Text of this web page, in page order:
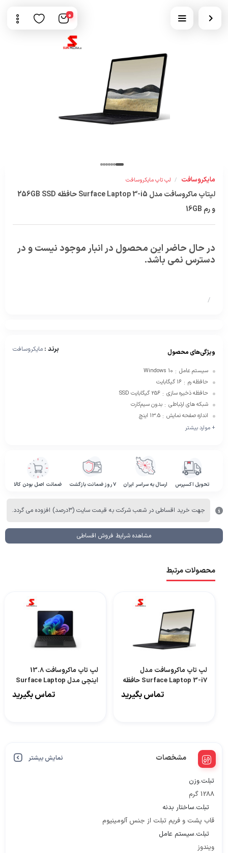
0
مایکروسافت / لپ تاپ مایکروسافت
لپتاپ ماکروسافت مدل Surface Laptop 3-i5 حافظه 256GB SSD
و رم 16GB
در حال حاضر این محصول در انبار موجود نیست و در
دسترس نمی باشد.
/
برند : مایکروسافت ویژگی‌های محصول
سیستم عامل :
Windows 10
حافظه رم : 16 گیگابایت
حافظه ذخیره سازی : 256 گیگابایت SSD
شبکه های ارتباطی : بدون سیم‌کارت
اندازه صفحه نمایش : 13.5 اینچ
+ موارد بیشتر
تحویل اکسپرس ارسال به سراسر ایران ۷ روز ضمانت بازگشت ضمانت اصل بودن کالا
جهت خرید اقساطی در شعب شرکت به قیمت سایت (۳درصد) افزوده می گردد.
مشاهده شرایط فروش اقساطی
محصولات مرتبط
لپ تاپ ماکروسافت مدل
Surface Laptop 3-i7 حافظه
تماس بگیرید
لپ تاپ ماکروسافت 13.8
اینچی مدل Surface Laptop
7 Copilot Plus PC intel
Core Ultra 7 32GB 512GB
تماس بگیرید
مشخصات نمایش بیشتر
تبلت.وزن
1288 گرم
تبلت.ساختار بدنه
قاب پشت و فریم تبلت از جنس آلومینیوم
تبلت.سیستم عامل
ویندوز